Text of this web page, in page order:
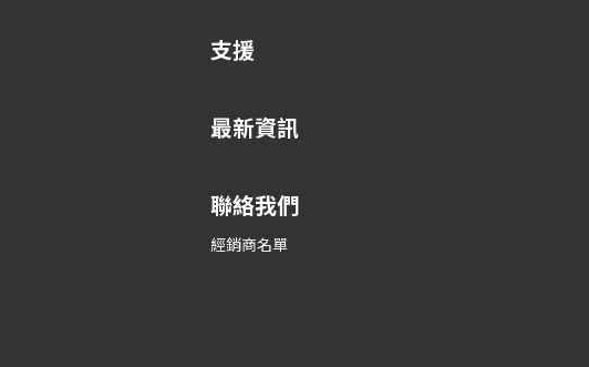
支援
最新資訊
聯絡我們
經銷商名單